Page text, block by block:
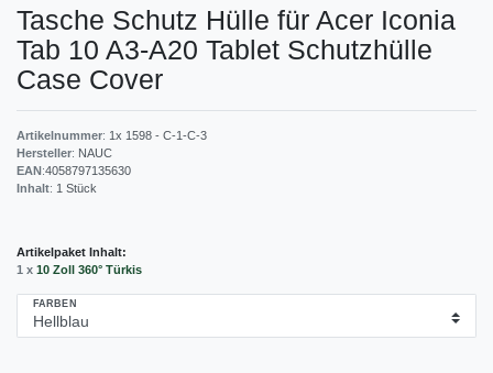
Tasche Schutz Hülle für Acer Iconia
Tab 10 A3-A20 Tablet Schutzhülle
Case Cover
Artikelnummer: 1x 1598 - C-1-C-3
Hersteller: NAUC
EAN:4058797135630
Inhalt: 1 Stück
Artikelpaket Inhalt:
1 x 10 Zoll 360° Türkis
FARBEN